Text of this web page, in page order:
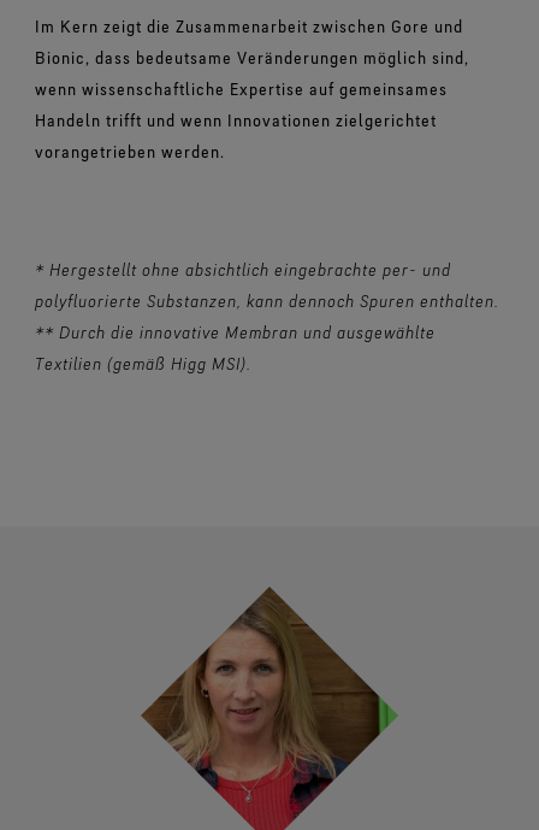
Im Kern zeigt die Zusammenarbeit zwischen Gore und
Bionic, dass bedeutsame Veränderungen möglich sind,
wenn wissenschaftliche Expertise auf gemeinsames
Handeln trifft und wenn Innovationen zielgerichtet
vorangetrieben werden.
* Hergestellt ohne absichtlich eingebrachte per- und
polyfluorierte Substanzen, kann dennoch Spuren enthalten.
** Durch die innovative Membran und ausgewählte
Textilien (gemäß Higg MSI).